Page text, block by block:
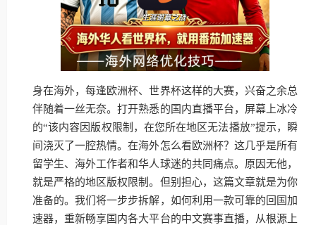
身在海外，每逢欧洲杯、世界杯这样的大赛，兴奋之余总
伴随着一丝无奈。打开熟悉的国内直播平台，屏幕上冰冷
的“该内容因版权限制，在您所在地区无法播放”提示，瞬
间浇灭了一腔热情。在海外怎么看欧洲杯？这几乎是所有
留学生、海外工作者和华人球迷的共同痛点。原因无他，
就是严格的地区版权限制。但别担心，这篇文章就是为你
准备的。我们将一步步拆解，如何利用一款可靠的回国加
速器，重新畅享国内各大平台的中文赛事直播，从根源上